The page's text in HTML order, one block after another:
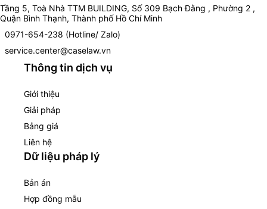
Tầng 5, Toà Nhà TTM BUILDING, Số 309 Bạch Đằng , Phường 2 ,
Quận Bình Thạnh, Thành phố Hồ Chí Minh
0971-654-238 (Hotline/ Zalo)
service.center@caselaw.vn
Thông tin dịch vụ
Giới thiệu
Giải pháp
Bảng giá
Liên hệ
Dữ liệu pháp lý
Bản án
Hợp đồng mẫu